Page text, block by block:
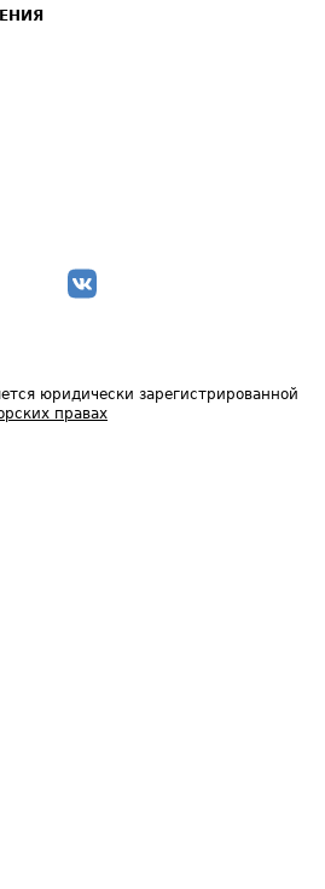
юридически зарегистрированной
правах